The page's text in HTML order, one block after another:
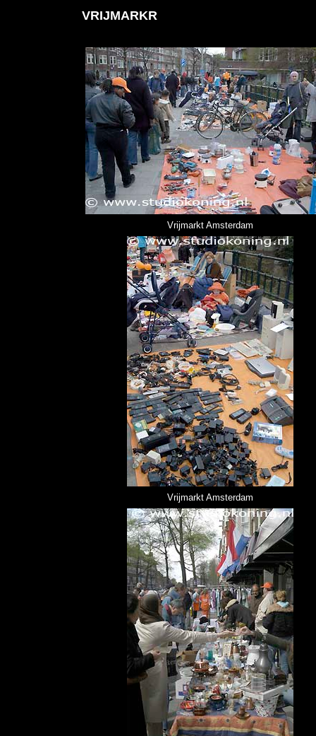
VRIJMARKR
Vrijmarkt Amsterdam
Vrijmarkt Amsterdam